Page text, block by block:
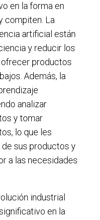
en la forma en
compiten. La
artificial están
y reducir los
productos
Además, la
analizar
y tomar
lo que les
sus productos y
a las necesidades
industrial
en la